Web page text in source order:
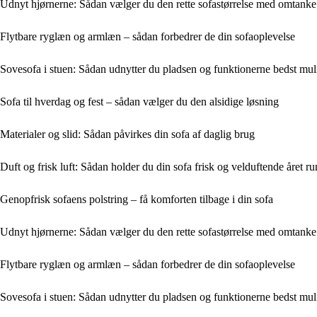
Udnyt hjørnerne: Sådan vælger du den rette sofastørrelse med omtanke
Flytbare ryglæn og armlæn – sådan forbedrer de din sofaoplevelse
Sovesofa i stuen: Sådan udnytter du pladsen og funktionerne bedst
Sofa til hverdag og fest – sådan vælger du den alsidige løsning
Materialer og slid: Sådan påvirkes din sofa af daglig brug
Duft og frisk luft: Sådan holder du din sofa frisk og velduftende året
Genopfrisk sofaens polstring – få komforten tilbage i din sofa
Udnyt hjørnerne: Sådan vælger du den rette sofastørrelse med omtanke
Flytbare ryglæn og armlæn – sådan forbedrer de din sofaoplevelse
Sovesofa i stuen: Sådan udnytter du pladsen og funktionerne bedst